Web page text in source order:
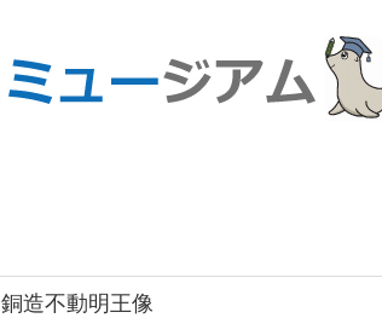
銅造不動明王像